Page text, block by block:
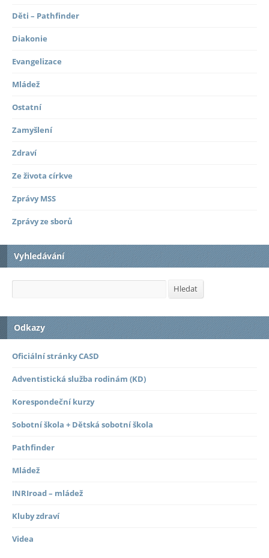
Děti – Pathfinder
Diakonie
Evangelizace
Mládež
Ostatní
Zamyšlení
Zdraví
Ze života církve
Zprávy MSS
Zprávy ze sborů
Vyhledávání
Hledat
Odkazy
Oficiální stránky CASD
Adventistická služba rodinám (KD)
Korespondeční kurzy
Sobotní škola + Dětská sobotní škola
Pathfinder
Mládež
INRIroad – mládež
Kluby zdraví
Videa